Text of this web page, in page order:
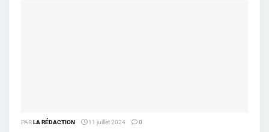
PARLA RÉDACTION 11 juillet 2024 0